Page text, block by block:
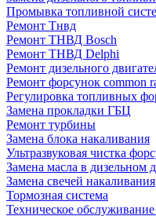
Промывка топливной
Ремонт Тнвд
Ремонт ТНВД Bosch
Ремонт ТНВД Delphi
Ремонт дизельного
Ремонт форсунок common
Регулировка топливных
Замена прокладки ГБЦ
Ремонт турбины
Замена блока накаливания
Ультразвуковая чистка
Замена масла в дизельном
Замена свечей накаливания
Тормозная система
Техническое